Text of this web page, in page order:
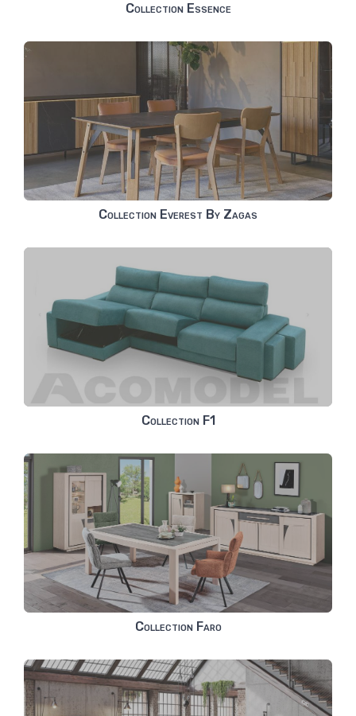
Collection Essence
Collection Everest By Zagas
Collection F1
Collection Faro